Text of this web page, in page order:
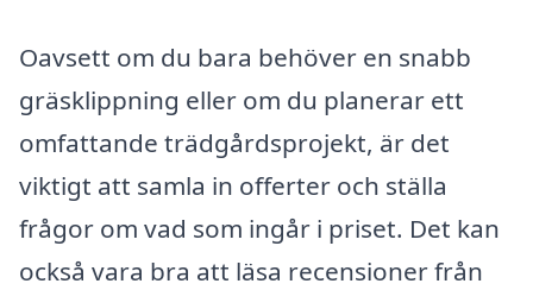
Oavsett om du bara behöver en snabb
gräsklippning eller om du planerar ett
omfattande trädgårdsprojekt, är det
viktigt att samla in offerter och ställa
frågor om vad som ingår i priset. Det kan
också vara bra att läsa recensioner från